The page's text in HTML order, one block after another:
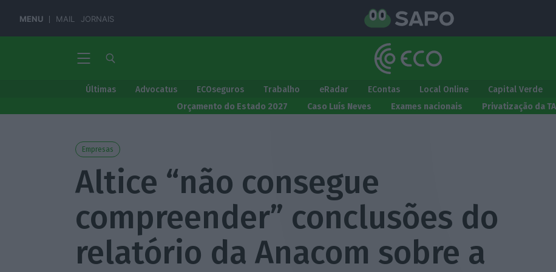
MENU MAIL JORNAIS
Últimas Advocatus ECOseguros Trabalho eRadar EContas Local Online Capital Verde
Orçamento do Estado 2027
Caso Luís Neves Exames nacionais Privatização da
Empresas
Altice “não consegue
compreender” conclusões do
relatório da Anacom sobre a